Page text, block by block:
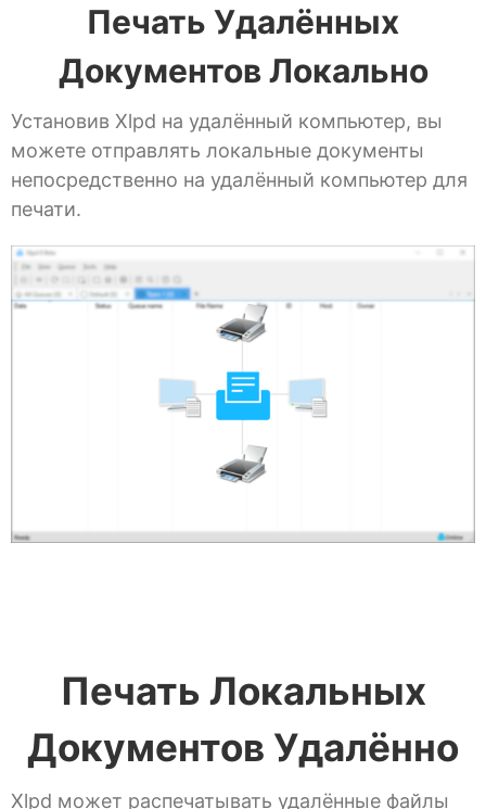
Печать Удалённых
Документов Локально
Установив Xlpd на удалённый компьютер, вы
можете отправлять локальные документы
непосредственно на удалённый компьютер для
печати.
Печать Локальных
Документов Удалённо
Xlpd может распечатывать удалённые файлы